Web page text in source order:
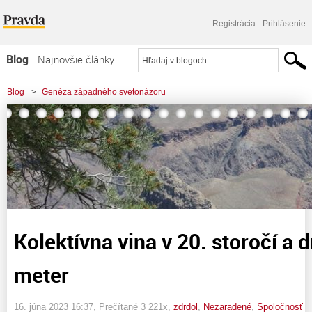
Registrácia Prihlásenie
Blog
Najnovšie články
Najčítanejšie články
Najkomentovanejšie články
Zoznam blogov
Komerčné blogy
Blog > Genéza západného svetonázoru
> Kolektívna vina v 20. storočí a dnes - trojaký meter
Kolektívna vina v 20. storočí a
meter
16. júna 2023 16:37 , Prečítané 3 221x, zdrdol Nezaradené Spoločnosť